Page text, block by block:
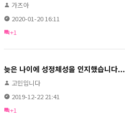
가즈아
2020-01-20 16:11
+1
늦은 나이에 성정체성을 인지했습니다...
고민입니다
2019-12-22 21:41
+1